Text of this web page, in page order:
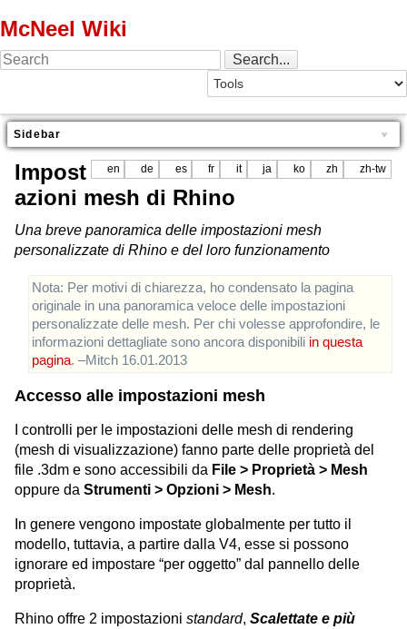
McNeel Wiki
Sidebar
en de es fr it ja ko zh zh-tw
Impost
azioni mesh di Rhino
Una breve panoramica delle impostazioni mesh
personalizzate di Rhino e del loro funzionamento
Nota: Per motivi di chiarezza, ho condensato la pagina
originale in una panoramica veloce delle impostazioni
personalizzate delle mesh. Per chi volesse approfondire, le
informazioni dettagliate sono ancora disponibili in questa
pagina. –Mitch 16.01.2013
Accesso alle impostazioni mesh
I controlli per le impostazioni delle mesh di rendering
(mesh di visualizzazione) fanno parte delle proprietà del
file .3dm e sono accessibili da File > Proprietà > Mesh
oppure da Strumenti > Opzioni > Mesh.
In genere vengono impostate globalmente per tutto il
modello, tuttavia, a partire dalla V4, esse si possono
ignorare ed impostare “per oggetto” dal pannello delle
proprietà.
Rhino offre 2 impostazioni standard, Scalettate e più